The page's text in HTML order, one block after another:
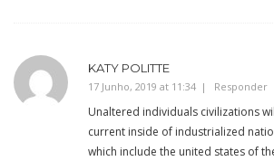
KATY POLITTE
17 Junho, 2019 at 11:34 Responder
Unaltered individuals civilizations
current inside of industrialized
which include the united states of